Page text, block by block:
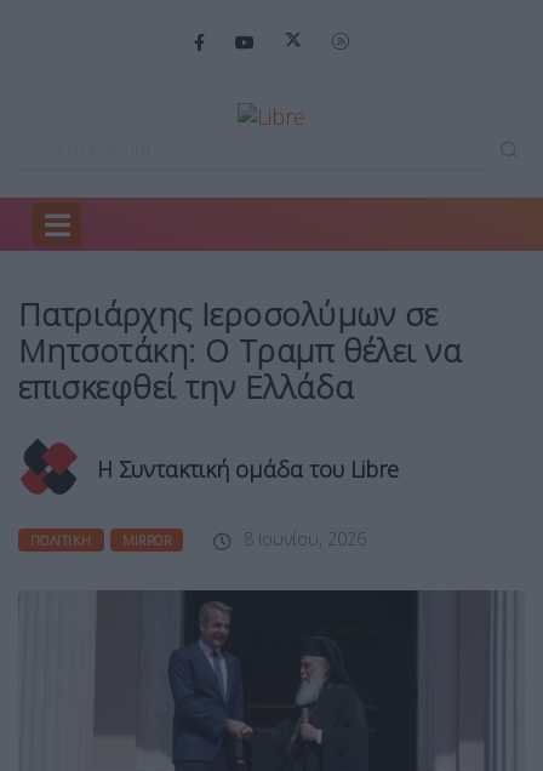
Home
Πατριάρχης Ιεροσολύμων σε
Μητσοτάκη: Ο Τραμπ θέλει να
επισκεφθεί την Ελλάδα
Η Συντακτική ομάδα του Libre
ΠΟΛΙΤΙΚΉ MIRROR 8 Ιουνίου, 2026